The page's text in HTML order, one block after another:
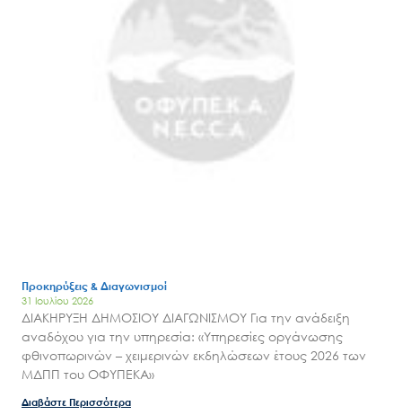
Προκηρύξεις & Διαγωνισμοί
31 Ιουλίου 2026
ΔΙΑΚΗΡΥΞΗ ΔΗΜΟΣΙΟΥ ΔΙΑΓΩΝΙΣΜΟΥ Για την ανάδειξη
αναδόχου για την υπηρεσία: «Υπηρεσίες οργάνωσης
φθινοπωρινών – χειμερινών εκδηλώσεων έτους 2026 των
ΜΔΠΠ του ΟΦΥΠΕΚΑ»
Διαβάστε Περισσότερα